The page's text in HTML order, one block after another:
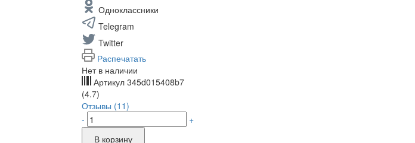
Одноклассники
Telegram
Twitter
Распечатать
Нет в наличии
Артикул 345d015408b7
(4.7)
Отзывы (11)
-
+
В корзину